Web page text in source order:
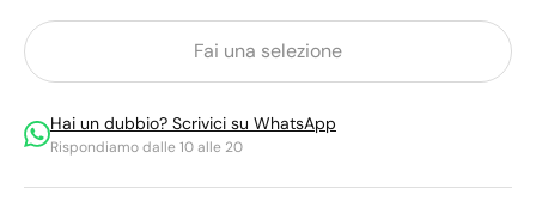
Fai una selezione
Hai un dubbio? Scrivici su WhatsApp
Rispondiamo dalle 10 alle 20